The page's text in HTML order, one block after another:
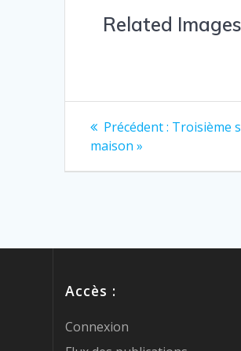
Related
Précédent : Troisième
maison »
Accès :
Connexion